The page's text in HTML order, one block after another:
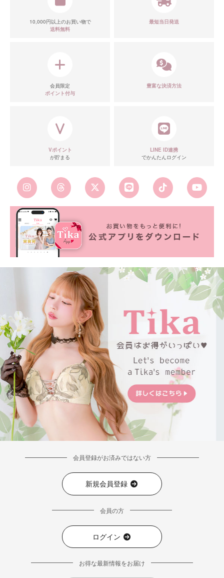
10,000円以上のお買い物で
送料無料
最短当日発送
会員限定
ポイント付与
豊富な決済方法
Vポイント
が貯まる
LINE ID連携
でかんたんログイン
会員登録がお済みではない方
新規会員登録
会員の方
ログイン
お得な最新情報をお届け